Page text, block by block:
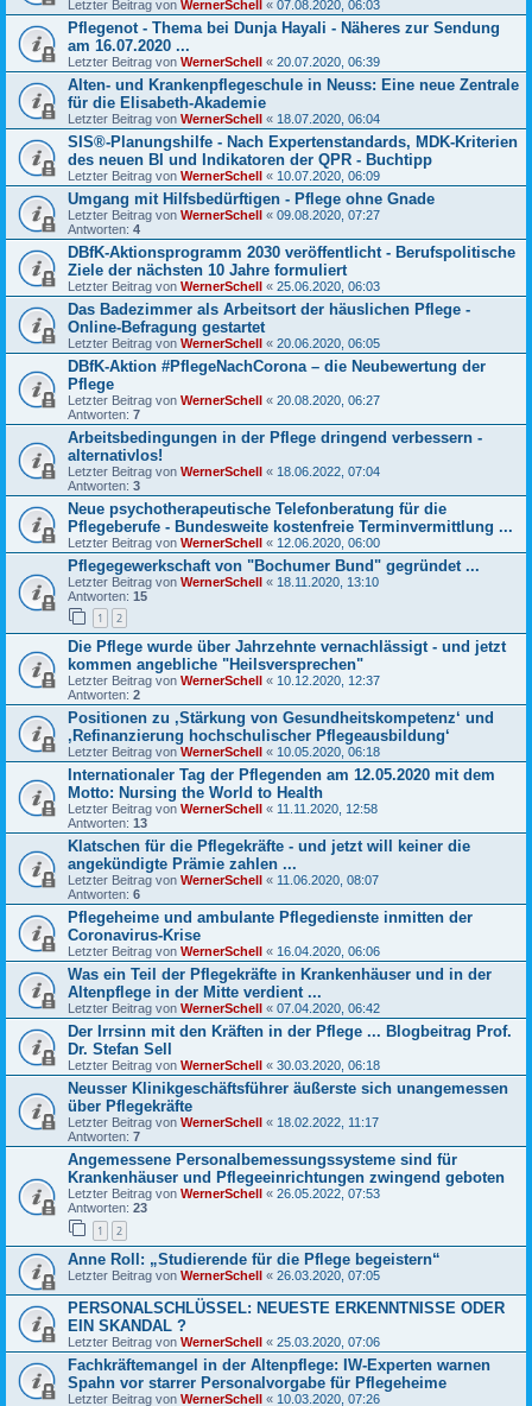
Letzter Beitrag von WernerSchell « 07.08.2020, 06:03
Pflegenot - Thema bei Dunja Hayali - Näheres zur Sendung
am 16.07.2020 ...
Letzter Beitrag von WernerSchell « 20.07.2020, 06:39
Alten- und Krankenpflegeschule in Neuss: Eine neue Zentrale
für die Elisabeth-Akademie
Letzter Beitrag von WernerSchell « 18.07.2020, 06:04
SIS®-Planungshilfe - Nach Expertenstandards, MDK-Kriterien
des neuen BI und Indikatoren der QPR - Buchtipp
Letzter Beitrag von WernerSchell « 10.07.2020, 06:09
Umgang mit Hilfsbedürftigen - Pflege ohne Gnade
Letzter Beitrag von WernerSchell « 09.08.2020, 07:27
Antworten: 4
DBfK-Aktionsprogramm 2030 veröffentlicht - Berufspolitische
Ziele der nächsten 10 Jahre formuliert
Letzter Beitrag von WernerSchell « 25.06.2020, 06:03
Das Badezimmer als Arbeitsort der häuslichen Pflege -
Online-Befragung gestartet
Letzter Beitrag von WernerSchell « 20.06.2020, 06:05
DBfK-Aktion #PflegeNachCorona – die Neubewertung der
Pflege
Letzter Beitrag von WernerSchell « 20.08.2020, 06:27
Antworten: 7
Arbeitsbedingungen in der Pflege dringend verbessern -
alternativlos!
Letzter Beitrag von WernerSchell « 18.06.2022, 07:04
Antworten: 3
Neue psychotherapeutische Telefonberatung für die
Pflegeberufe - Bundesweite kostenfreie Terminvermittlung ...
Letzter Beitrag von WernerSchell « 12.06.2020, 06:00
Pflegegewerkschaft von "Bochumer Bund" gegründet ...
Letzter Beitrag von WernerSchell « 18.11.2020, 13:10
Antworten: 15
1 2
Die Pflege wurde über Jahrzehnte vernachlässigt - und jetzt
kommen angebliche "Heilsversprechen"
Letzter Beitrag von WernerSchell « 10.12.2020, 12:37
Antworten: 2
Positionen zu ‚Stärkung von Gesundheitskompetenz‘ und
‚Refinanzierung hochschulischer Pflegeausbildung‘
Letzter Beitrag von WernerSchell « 10.05.2020, 06:18
Internationaler Tag der Pflegenden am 12.05.2020 mit dem
Motto: Nursing the World to Health
Letzter Beitrag von WernerSchell « 11.11.2020, 12:58
Antworten: 13
Klatschen für die Pflegekräfte - und jetzt will keiner die
angekündigte Prämie zahlen ...
Letzter Beitrag von WernerSchell « 11.06.2020, 08:07
Antworten: 6
Pflegeheime und ambulante Pflegedienste inmitten der
Coronavirus-Krise
Letzter Beitrag von WernerSchell « 16.04.2020, 06:06
Was ein Teil der Pflegekräfte in Krankenhäuser und in der
Altenpflege in der Mitte verdient ...
Letzter Beitrag von WernerSchell « 07.04.2020, 06:42
Der Irrsinn mit den Kräften in der Pflege ... Blogbeitrag Prof.
Dr. Stefan Sell
Letzter Beitrag von WernerSchell « 30.03.2020, 06:18
Neusser Klinikgeschäftsführer äußerste sich unangemessen
über Pflegekräfte
Letzter Beitrag von WernerSchell « 18.02.2022, 11:17
Antworten: 7
Angemessene Personalbemessungssysteme sind für
Krankenhäuser und Pflegeeinrichtungen zwingend geboten
Letzter Beitrag von WernerSchell « 26.05.2022, 07:53
Antworten: 23
1 2
Anne Roll: „Studierende für die Pflege begeistern“
Letzter Beitrag von WernerSchell « 26.03.2020, 07:05
PERSONALSCHLÜSSEL: NEUESTE ERKENNTNISSE ODER
EIN SKANDAL ?
Letzter Beitrag von WernerSchell « 25.03.2020, 07:06
Fachkräftemangel in der Altenpflege: IW-Experten warnen
Spahn vor starrer Personalvorgabe für Pflegeheime
Letzter Beitrag von WernerSchell « 10.03.2020, 07:26